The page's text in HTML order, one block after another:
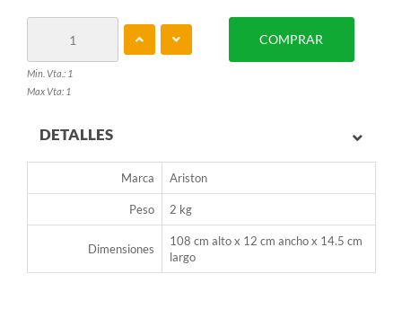
Min. Vta.: 1
Max Vta: 1
COMPRAR
DETALLES
Marca Ariston
Peso 2 kg
Dimensiones
108 cm alto x 12 cm ancho x 14.5 cm
largo